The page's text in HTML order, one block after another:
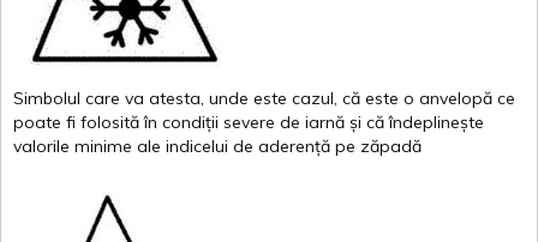
Simbolul care va atesta, unde este cazul, că este o anvelopă ce
poate fi folosită în condiții severe de iarnă și că îndeplinește
valorile minime ale indicelui de aderență pe zăpadă